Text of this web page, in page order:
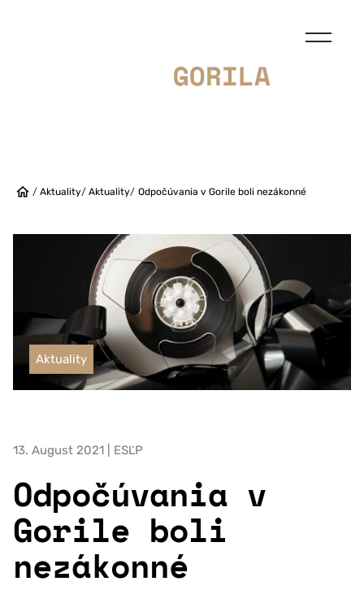
/ Aktuality/ Aktuality/ Odpočúvania v Gorile boli nezákonné
Aktuality
13. August 2021 | ESĽP
Odpočúvania v
Gorile boli
nezákonné